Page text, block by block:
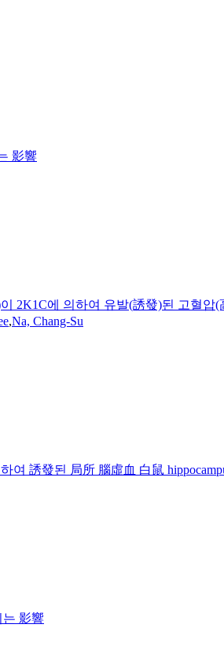
影響
2K1C에 의하여 유발(誘發)된 고혈압
,Na, Chang-Su
誘發된 局所 腦虛血 白鼠
는 影響